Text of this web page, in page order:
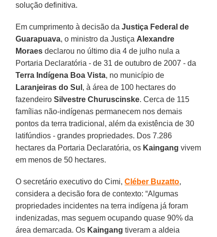
solução definitiva.
Em cumprimento à decisão da Justiça Federal de
Guarapuava, o ministro da Justiça Alexandre
Moraes declarou no último dia 4 de julho nula a
Portaria Declaratória - de 31 de outubro de 2007 - da
Terra Indígena Boa Vista, no município de
Laranjeiras do Sul , à área de 100 hectares do
fazendeiroSilvestre Churuscinske. Cerca de 115
famílias não-indígenas permanecem nos demais
pontos da terra tradicional, além da existência de 30
latifúndios - grandes propriedades. Dos 7.286
hectares da Portaria Declaratória, os Kaingang vivem
em menos de 50 hectares.
O secretário executivo do Cimi,Cléber Buzatto,
considera a decisão fora de contexto: “Algumas
propriedades incidentes na terra indígena já foram
indenizadas, mas seguem ocupando quase 90% da
área demarcada. Os Kaingang tiveram a aldeia